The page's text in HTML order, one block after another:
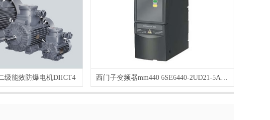
级能效防爆电机DIICT4 西门子变频器mm440 6SE6440-2UD21-5AA1